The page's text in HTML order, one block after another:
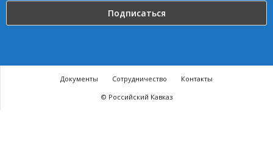
Документы Сотрудничество
Контакты
© Российский Кавказ